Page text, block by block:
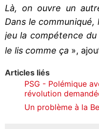
Là, on ouvre un
Dans le
jeu la compétence
le lis comme ça »,
Articles liés
PSG - Polémique
révolution
Un problème à la